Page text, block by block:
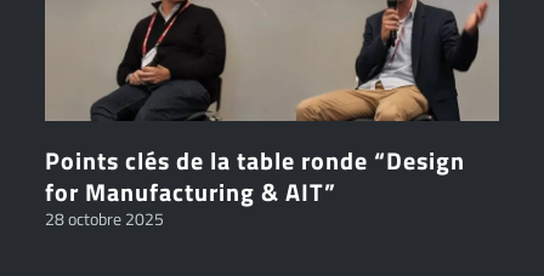
Points clés de la table ronde “Design
for Manufacturing & AIT”
28 octobre 2025